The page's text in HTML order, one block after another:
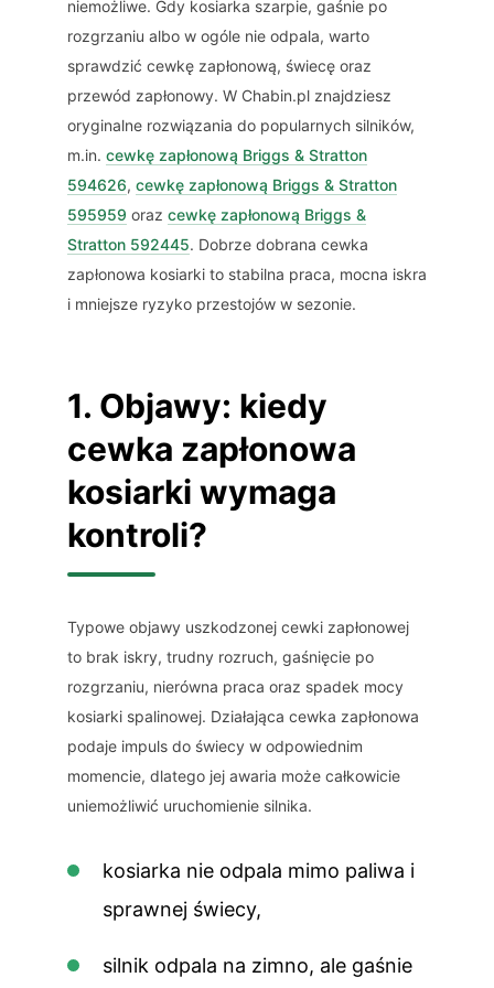
niemożliwe. Gdy kosiarka szarpie, gaśnie po
rozgrzaniu albo w ogóle nie odpala, warto
sprawdzić cewkę zapłonową, świecę oraz
przewód zapłonowy. W Chabin.pl znajdziesz
oryginalne rozwiązania do popularnych silników,
m.in. cewkę zapłonową Briggs & Stratton
594626, cewkę zapłonową Briggs & Stratton
595959 oraz cewkę zapłonową Briggs &
Stratton 592445. Dobrze dobrana cewka
zapłonowa kosiarki to stabilna praca, mocna iskra
i mniejsze ryzyko przestojów w sezonie.
1. Objawy: kiedy
cewka zapłonowa
kosiarki wymaga
kontroli?
Typowe objawy uszkodzonej cewki zapłonowej
to brak iskry, trudny rozruch, gaśnięcie po
rozgrzaniu, nierówna praca oraz spadek mocy
kosiarki spalinowej. Działająca cewka zapłonowa
podaje impuls do świecy w odpowiednim
momencie, dlatego jej awaria może całkowicie
uniemożliwić uruchomienie silnika.
kosiarka nie odpala mimo paliwa i
sprawnej świecy,
silnik odpala na zimno, ale gaśnie